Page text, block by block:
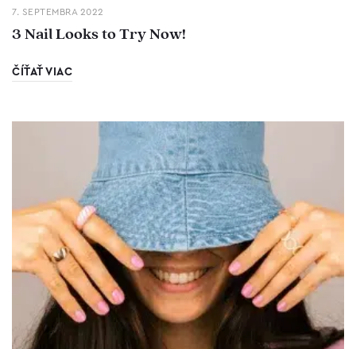
7. SEPTEMBRA 2022
3 Nail Looks to Try Now!
ČÍŤAŤ VIAC